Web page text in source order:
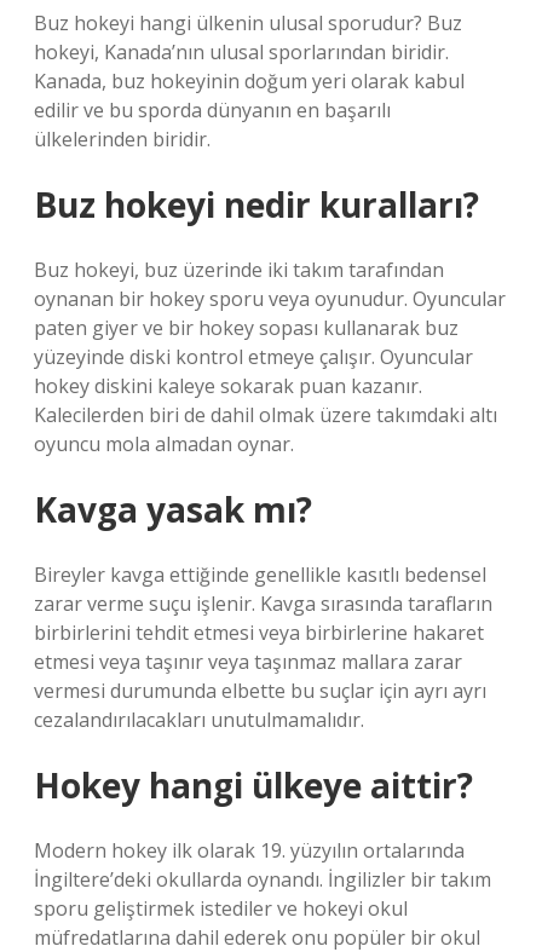
Buz hokeyi hangi ülkenin ulusal sporudur? Buz
hokeyi, Kanada’nın ulusal sporlarından biridir.
Kanada, buz hokeyinin doğum yeri olarak kabul
edilir ve bu sporda dünyanın en başarılı
ülkelerinden biridir.
Buz hokeyi nedir kuralları?
Buz hokeyi, buz üzerinde iki takım tarafından
oynanan bir hokey sporu veya oyunudur. Oyuncular
paten giyer ve bir hokey sopası kullanarak buz
yüzeyinde diski kontrol etmeye çalışır. Oyuncular
hokey diskini kaleye sokarak puan kazanır.
Kalecilerden biri de dahil olmak üzere takımdaki altı
oyuncu mola almadan oynar.
Kavga yasak mı?
Bireyler kavga ettiğinde genellikle kasıtlı bedensel
zarar verme suçu işlenir. Kavga sırasında tarafların
birbirlerini tehdit etmesi veya birbirlerine hakaret
etmesi veya taşınır veya taşınmaz mallara zarar
vermesi durumunda elbette bu suçlar için ayrı ayrı
cezalandırılacakları unutulmamalıdır.
Hokey hangi ülkeye aittir?
Modern hokey ilk olarak 19. yüzyılın ortalarında
İngiltere’deki okullarda oynandı. İngilizler bir takım
sporu geliştirmek istediler ve hokeyi okul
müfredatlarına dahil ederek onu popüler bir okul